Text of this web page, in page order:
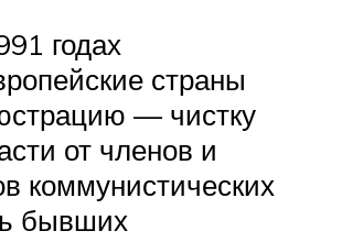
годах
страны
— чистку
от членов и
коммунистических
бывших